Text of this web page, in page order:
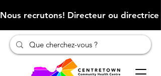
Nous recrutons! Directeur ou